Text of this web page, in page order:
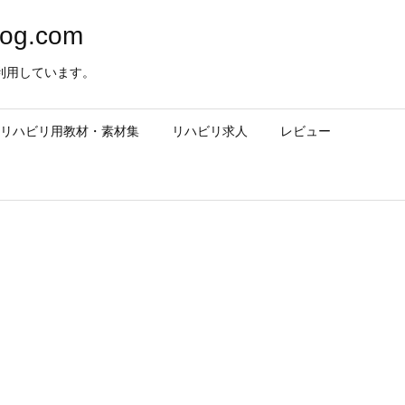
しています。
ハビリ用教材・素材集 リハビリ求人 レビュー